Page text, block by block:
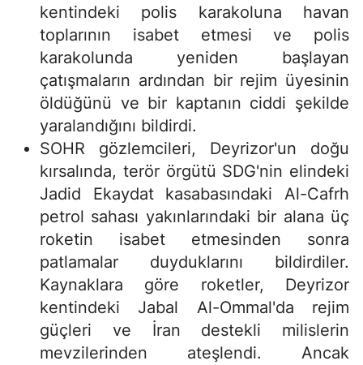
kentindeki polis karakoluna havan
toplarının isabet etmesi ve polis
karakolunda yeniden başlayan
çatışmaların ardından bir rejim üyesinin
öldüğünü ve bir kaptanın ciddi şekilde
yaralandığını bildirdi.
SOHR gözlemcileri, Deyrizor'un doğu
kırsalında, terör örgütü SDG'nin elindeki
Jadid Ekaydat kasabasındaki Al-Cafrh
petrol sahası yakınlarındaki bir alana üç
roketin isabet etmesinden sonra
patlamalar duyduklarını bildirdiler.
Kaynaklara göre roketler, Deyrizor
kentindeki Jabal Al-Ommal'da rejim
güçleri ve İran destekli milislerin
mevzilerinden ateşlendi. Ancak